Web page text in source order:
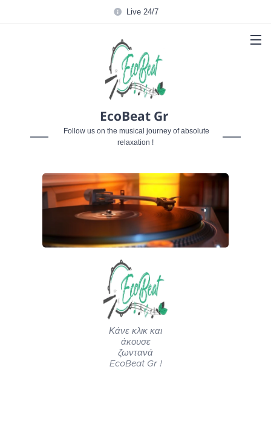
Live 24/7
EcoBeat Gr
Follow us on the musical journey of absolute
relaxation !
Κάνε κλικ και
άκουσε
ζωντανά
EcoBeat Gr !